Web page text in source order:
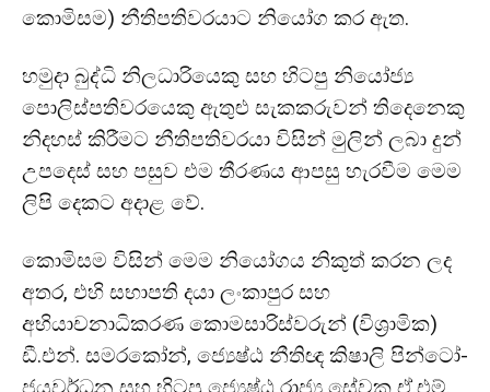
කොමිසම) නීතිපතිවරයාට නියෝග කර ඇත.
හමුදා බුද්ධි නිලධාරියෙකු සහ හිටපු නියෝජ්‍ය
පොලිස්පතිවරයෙකු ඇතුළු සැකකරුවන් තිදෙනෙකු
නිදහස් කිරීමට නීතිපතිවරයා විසින් මුලින් ලබා දුන්
උපදෙස් සහ පසුව එම තීරණය ආපසු හැරවීම මෙම
ලිපි දෙකට අදාළ වේ.
කොමිසම විසින් මෙම නියෝගය නිකුත් කරන ලද
අතර, එහි සභාපති දයා ලංකාපුර සහ
අභියාචනාධිකරණ කොමසාරිස්වරුන් (විශ්‍රාමික)
ඩී.එන්. සමරකෝන්, ජ්‍යෙෂ්ඨ නීතිඥ කිෂාලි පින්ටෝ-